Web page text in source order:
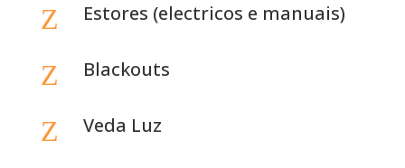
Z Estores (electricos e manuais)
Z Blackouts
Z Veda Luz